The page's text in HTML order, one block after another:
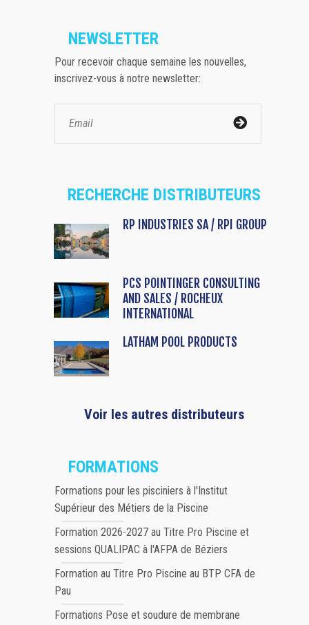
NEWSLETTER
Pour recevoir chaque semaine les nouvelles,
inscrivez-vous à notre newsletter:
RECHERCHE DISTRIBUTEURS
RP INDUSTRIES SA / RPI GROUP
PCS POINTINGER CONSULTING
AND SALES / ROCHEUX
INTERNATIONAL
LATHAM POOL PRODUCTS
Voir les autres distributeurs
FORMATIONS
Formations pour les pisciniers à l'Institut
Supérieur des Métiers de la Piscine
Formation 2026-2027 au Titre Pro Piscine et
sessions QUALIPAC à l'AFPA de Béziers
Formation au Titre Pro Piscine au BTP CFA de
Pau
Formations Pose et soudure de membrane